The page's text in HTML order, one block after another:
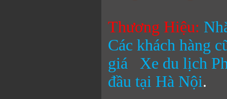
Thương Hiệu:
Các khách hàng
giá Xe du lịch
đầu tại Hà Nội.